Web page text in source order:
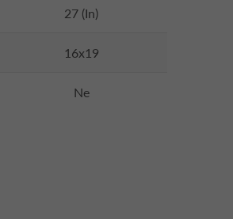
27 (In)
16x19
Ne